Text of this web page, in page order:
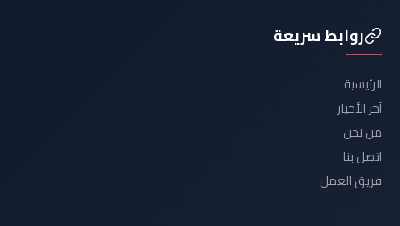
روابط سريعة
الرئيسية
آخر الأخبار
من نحن
اتصل بنا
فريق العمل